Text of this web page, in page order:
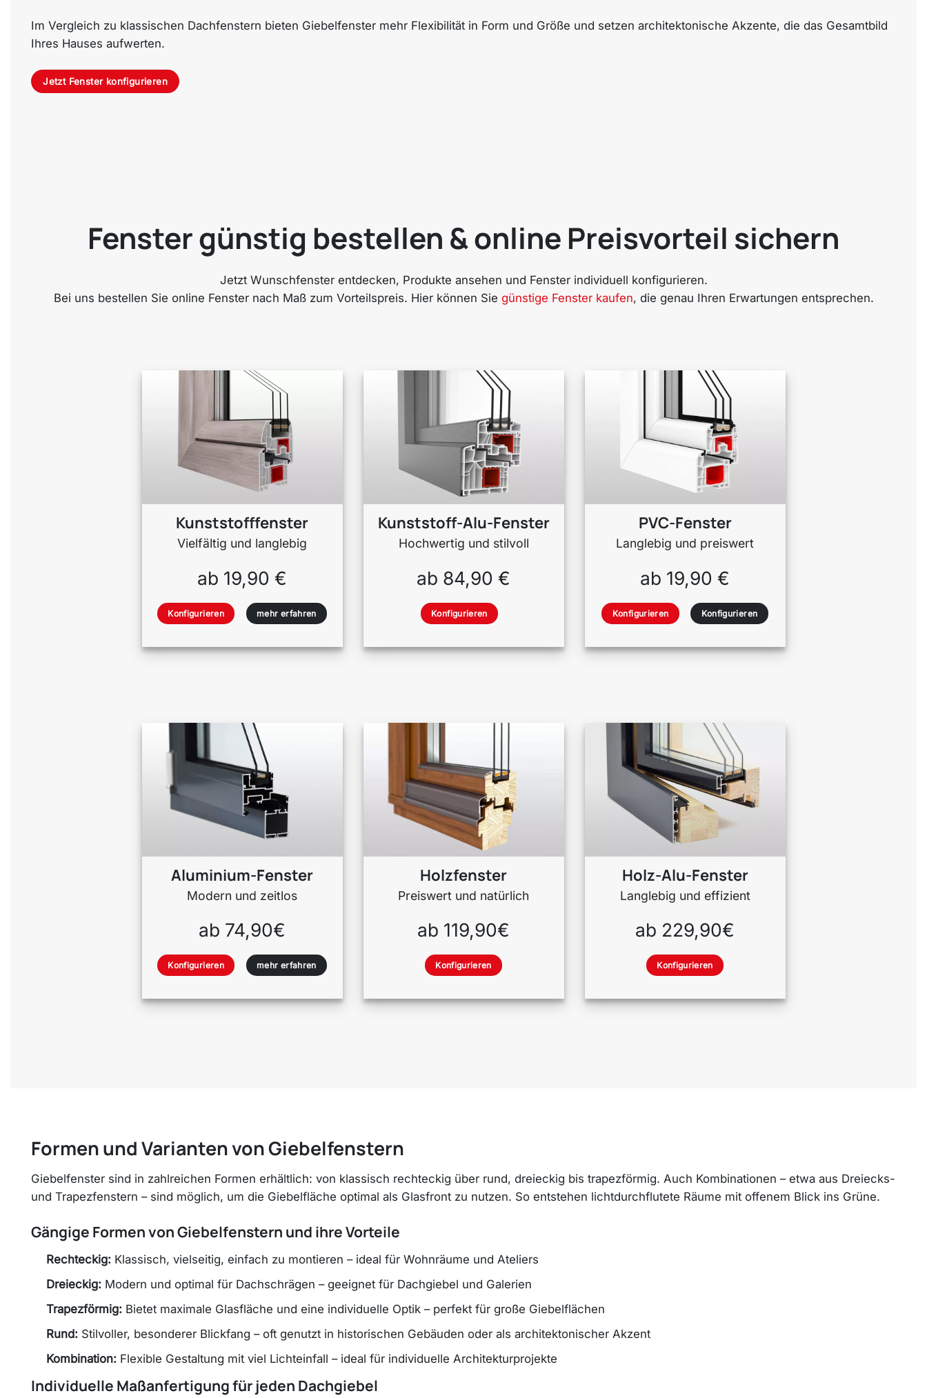
Im Vergleich zu klassischen Dachfenstern bieten Giebelfenster mehr Flexibilität in Form und Größe und setzen architektonische Akzente, die das Gesamtbild
Ihres Hauses aufwerten.
Jetzt Fenster konfigurieren
Fenster günstig bestellen & online Preisvorteil sichern
Jetzt Wunschfenster entdecken, Produkte ansehen und Fenster individuell konfigurieren.
Bei uns bestellen Sie online Fenster nach Maß zum Vorteilspreis. Hier können Sie günstige Fenster kaufen, die genau Ihren Erwartungen entsprechen.
Kunststofffenster
Vielfältig und langlebig
ab 19,90 €
Konfigurieren mehr erfahren
Kunststoff-Alu-Fenster
Hochwertig und stilvoll
ab 84,90 €
Konfigurieren
PVC-Fenster
Langlebig und preiswert
ab 19,90 €
Konfigurieren Konfigurieren
Aluminium-Fenster
Modern und zeitlos
ab 74,90€
Konfigurieren mehr erfahren
Holzfenster
Preiswert und natürlich
ab 119,90€
Konfigurieren
Holz-Alu-Fenster
Langlebig und effizient
ab 229,90€
Konfigurieren
Formen und Varianten von Giebelfenstern
Giebelfenster sind in zahlreichen Formen erhältlich: von klassisch rechteckig über rund, dreieckig bis trapezförmig. Auch Kombinationen – etwa aus Dreiecks-
und Trapezfenstern – sind möglich, um die Giebelfläche optimal als Glasfront zu nutzen. So entstehen lichtdurchflutete Räume mit offenem Blick ins Grüne.
Gängige Formen von Giebelfenstern und ihre Vorteile
Rechteckig:Klassisch, vielseitig, einfach zu montieren – ideal für Wohnräume und Ateliers
Dreieckig:Modern und optimal für Dachschrägen – geeignet für Dachgiebel und Galerien
Trapezförmig:Bietet maximale Glasfläche und eine individuelle Optik – perfekt für große Giebelflächen
Rund:Stilvoller, besonderer Blickfang – oft genutzt in historischen Gebäuden oder als architektonischer Akzent
Kombination:Flexible Gestaltung mit viel Lichteinfall – ideal für individuelle Architekturprojekte
Individuelle Maßanfertigung für jeden Dachgiebel